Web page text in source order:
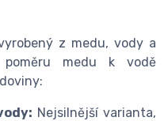
z medu, vody a
medu k vodě
Nejsilnější varianta,